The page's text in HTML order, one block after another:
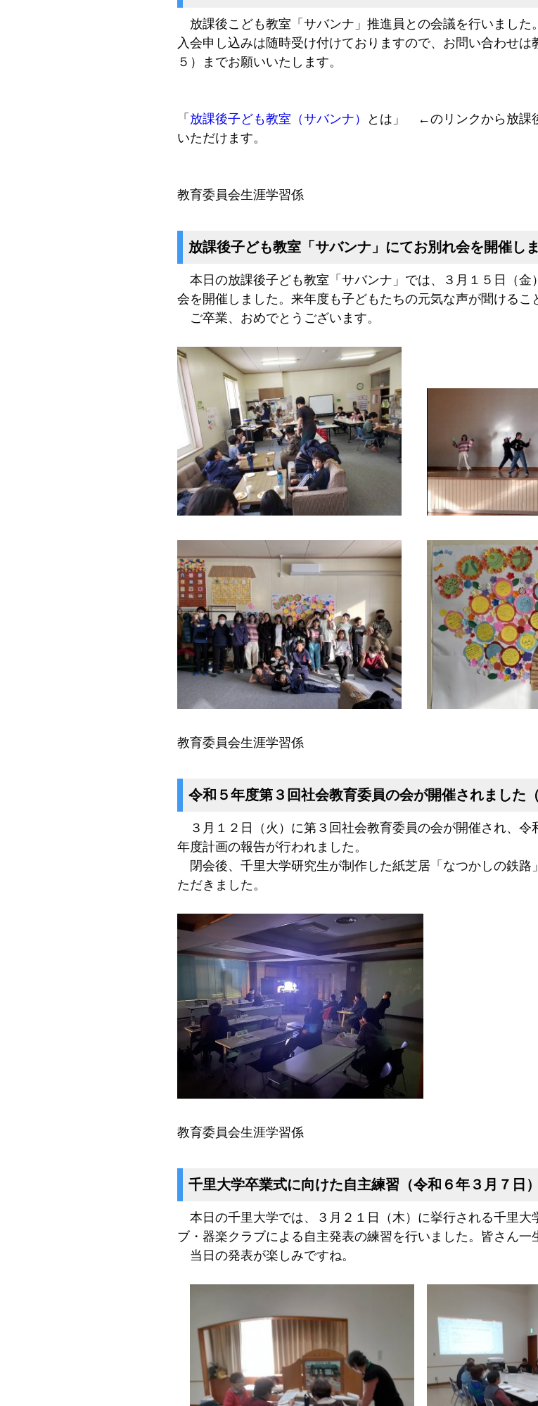
放課後こども教室「サバンナ」推進員との会議を行いました。
入会申し込みは随時受け付けておりますので、お問い合わせは
５）までお願いいたします。
「 放課後子ども教室（サバンナ）
とは」 ←のリンクから放課
いただけます。
教育委員会生涯学習係
放課後子ども教室「サバンナ」にてお別れ会を開催し
本日の放課後子ども教室「サバンナ」では、３月１５日（金
会を開催しました。来年度も子どもたちの元気な声が聞けるこ
ご卒業、おめでとうございます。
教育委員会生涯学習係
令和５年度第３回社会教育委員の会が開催されました
３月１２日（火）に第３回社会教育委員の会が開催され、令
年度計画の報告が行われました。
閉会後、千里大学研究生が制作した紙芝居「なつかしの鉄路
ただきました。
教育委員会生涯学習係
千里大学卒業式に向けた自主練習（令和６年３月７日）
本日の千里大学では、３月２１日（木）に挙行される千里大
ブ・器楽クラブによる自主発表の練習を行いました。皆さん一
当日の発表が楽しみですね。